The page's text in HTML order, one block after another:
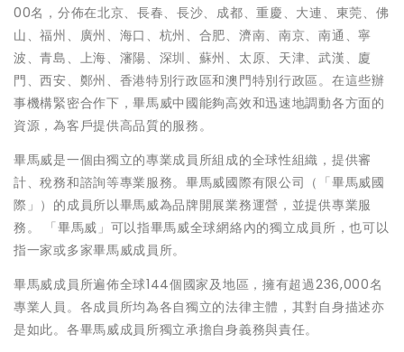
00名，分佈在北京、長春、長沙、成都、重慶、大連、東莞、佛
山、福州、廣州、海口、杭州、合肥、濟南、南京、南通、寧
波、青島、上海、瀋陽、深圳、蘇州、太原、天津、武漢、廈
門、西安、鄭州、香港特別行政區和澳門特別行政區。在這些辦
事機構緊密合作下，畢馬威中國能夠高效和迅速地調動各方面的
資源，為客戶提供高品質的服務。
畢馬威是一個由獨立的專業成員所組成的全球性組織，提供審
計、稅務和諮詢等專業服務。畢馬威國際有限公司（「畢馬威國
際」）的成員所以畢馬威為品牌開展業務運營，並提供專業服
務。 「畢馬威」可以指畢馬威全球網絡內的獨立成員所，也可以
指一家或多家畢馬威成員所。
畢馬威成員所遍佈全球144個國家及地區，擁有超過236,000名
專業人員。各成員所均為各自獨立的法律主體，其對自身描述亦
是如此。各畢馬威成員所獨立承擔自身義務與責任。